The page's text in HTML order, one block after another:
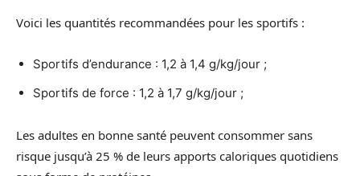
Voici les quantités recommandées pour les sportifs :
Sportifs d’endurance : 1,2 à 1,4 g/kg/jour ;
Sportifs de force : 1,2 à 1,7 g/kg/jour ;
Les adultes en bonne santé peuvent consommer sans
risque jusqu’à 25 % de leurs apports caloriques quotidiens